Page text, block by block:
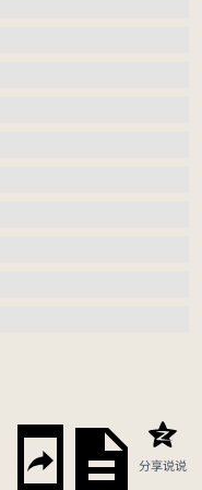
分享说说